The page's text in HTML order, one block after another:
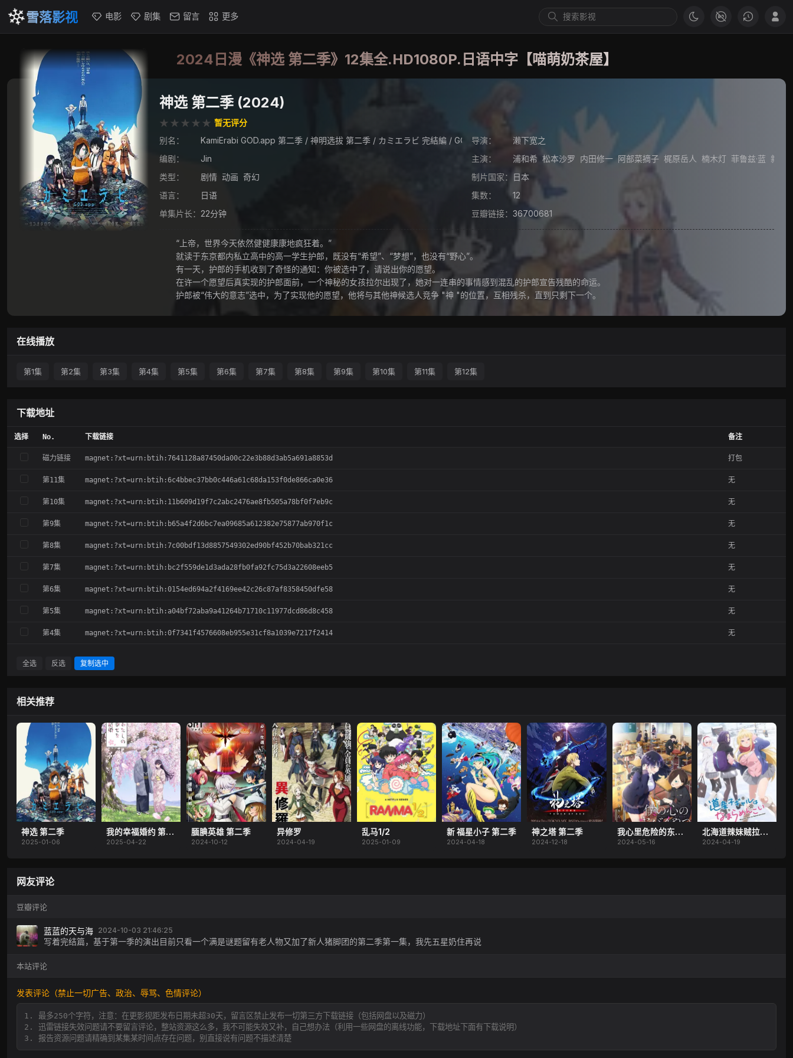
雪落影视 电影 剧集 留言 更多
2024日漫《神选 第二季》12集全.HD1080P.日语中字【喵萌奶茶屋】
神选 第二季 (2024)
★★★★★
★★★★★ 暂无评分
别名：
KamiErabi GOD.app 第二季 / 神明选拔 第二季 / カミエラビ 完結編 / GOD.app Season 2 / Kamierabi Season 2
导演：
濑下宽之
编剧：
Jin 主演： 浦和希 松本沙罗 内田修一 阿部菜摘子 梶原岳人 楠木灯 菲鲁兹·蓝 新祐
类型：
剧情 动画 奇幻 制片国家：
日本
语言：
日语 集数：
12
单集片长： 22分钟 豆瓣链接： 36700681
“上帝，世界今天依然健健康康地疯狂着。”
就读于东京都内私立高中的高一学生护郎，既没有“希望”、“梦想”，也没有“野心”。
有一天，护郎的手机收到了奇怪的通知：你被选中了，请说出你的愿望。
在许一个愿望后真实现的护郎面前，一个神秘的女孩拉尔出现了，她对一连串的事情感到混乱的护郎宣告残酷的命运。
护郎被“伟大的意志”选中，为了实现他的愿望，他将与其他神候选人竞争 "神 "的位置，互相残杀，直到只剩下一个。
在线播放
第1集 第2集 第3集 第4集 第5集 第6集 第7集 第8集 第9集 第10集 第11集 第12集
下载地址
选择 No. 下载链接 备注
磁力链接 magnet:?xt=urn:btih:7641128a87450da00c22e3b88d3ab5a691a8853d 打包
第11集 magnet:?xt=urn:btih:6c4bbec37bb0c446a61c68da153f0de866ca0e36 无
第10集 magnet:?xt=urn:btih:11b609d19f7c2abc2476ae8fb505a78bf0f7eb9c 无
第9集 magnet:?xt=urn:btih:b65a4f2d6bc7ea09685a612382e75877ab970f1c 无
第8集 magnet:?xt=urn:btih:7c00bdf13d8857549302ed90bf452b70bab321cc 无
第7集 magnet:?xt=urn:btih:bc2f559de1d3ada28fb0fa92fc75d3a22608eeb5 无
第6集 magnet:?xt=urn:btih:0154ed694a2f4169ee42c26c87af8358450dfe58 无
第5集 magnet:?xt=urn:btih:a04bf72aba9a41264b71710c11977dcd86d8c458 无
第4集 magnet:?xt=urn:btih:0f7341f4576608eb955e31cf8a1039e7217f2414 无
magnet:?xt=urn:btih:4e0f47f7e6ef09e658ea89f07721485083f368da
第1集
全选 反选 复制选中
相关推荐
神选 第二季
2025-01-06
我的幸福婚约 第二季
2025-04-22
腼腆英雄 第二季
2024-10-12
异修罗
2024-04-19
乱马1/2
2025-01-09
新 福星小子 第二季
2024-04-18
神之塔 第二季
2024-12-18
我心里危险的东西 第二季
2024-05-16
北海道辣妹贼拉可爱
2024-04-19
网友评论
豆瓣评论
蓝蓝的天与海 2024-10-03 21:46:25
写着完结篇，基于第一季的演出目前只看一个满是谜题留有老人物又加了新人猪脚团的第二季第一集，我先五星奶住再说
本站评论
发表评论（禁止一切广告、政治、辱骂、色情评论）